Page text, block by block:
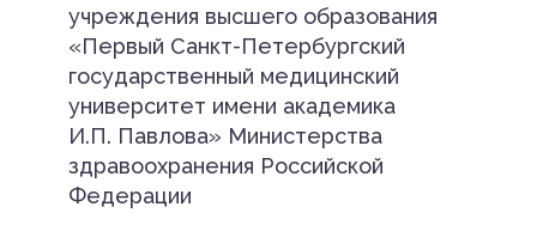
учреждения высшего образования
«Первый Санкт-Петербургский
государственный медицинский
университет имени академика
И.П. Павлова» Министерства
здравоохранения Российской
Федерации